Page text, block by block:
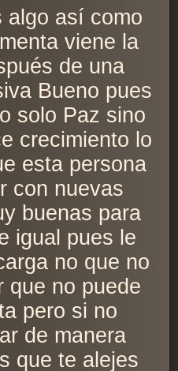
algo así como
viene la
de una
Bueno pues
solo Paz sino
crecimiento lo
esta persona
con nuevas
buenas para
igual pues le
no que no
que no puede
pero si no
de manera
que te alejes